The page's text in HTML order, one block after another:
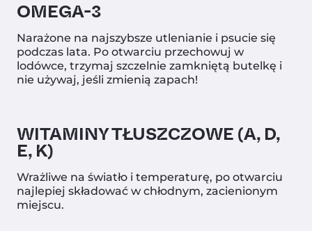
OMEGA-3
Narażone na najszybsze utlenianie i psucie się
podczas lata. Po otwarciu przechowuj w
lodówce, trzymaj szczelnie zamkniętą butelkę i
nie używaj, jeśli zmienią zapach!
WITAMINY TŁUSZCZOWE (A, D,
E, K)
Wrażliwe na światło i temperaturę, po otwarciu
najlepiej składować w chłodnym, zacienionym
miejscu.